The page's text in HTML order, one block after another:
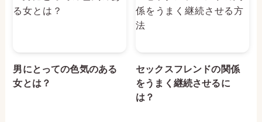
男にとっての色気のある
女とは？
セックスフレンドの関係
をうまく継続させるに
は？